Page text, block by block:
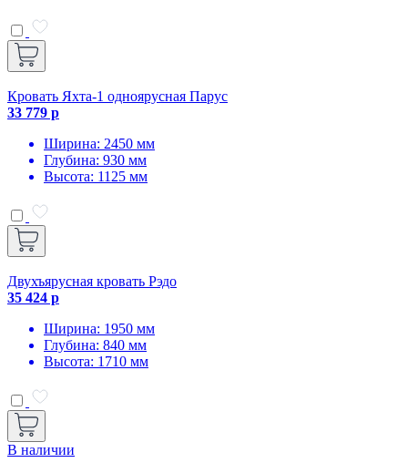
Кровать Яхта-1 одноярусная Парус
33 779 р
Ширина: 2450 мм
Глубина: 930 мм
Высота: 1125 мм
Двухъярусная кровать Рэдо
35 424 р
Ширина: 1950 мм
Глубина: 840 мм
Высота: 1710 мм
В наличии